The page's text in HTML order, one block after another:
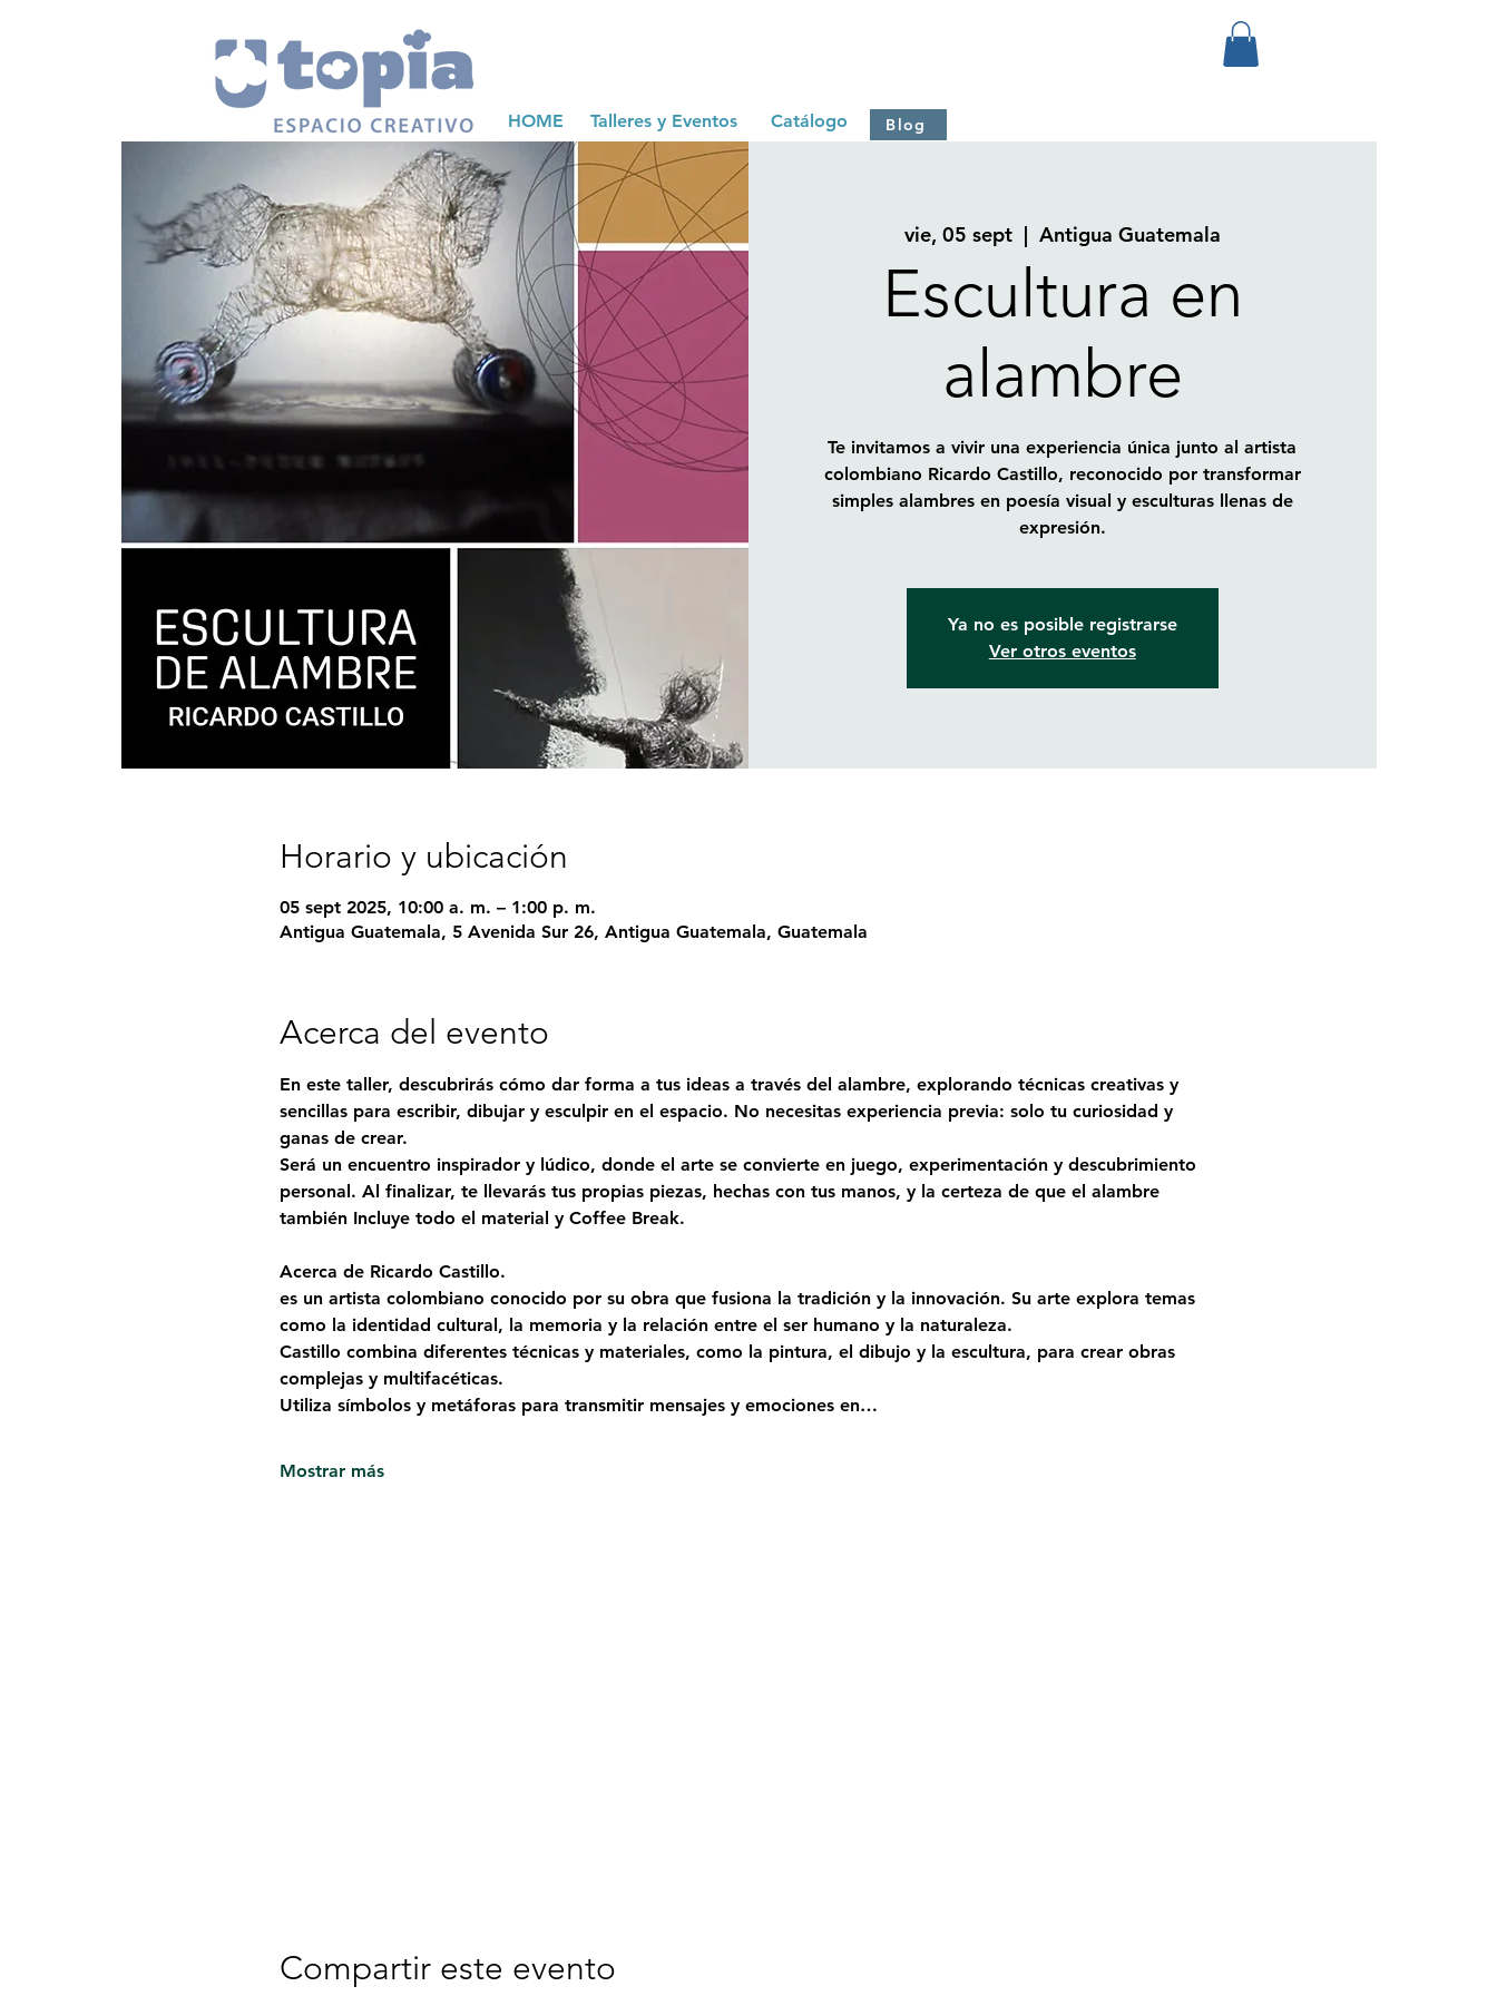
HOME Talleres y Eventos Catálogo Blog
vie, 05 sept
  |
Antigua Guatemala
Escultura en
alambre
Te invitamos a vivir una experiencia única junto al artista
colombiano Ricardo Castillo, reconocido por transformar
simples alambres en poesía visual y esculturas llenas de
Ya no es posible registrarse
Ver otros eventos
Horario y ubicación
05 sept 2025, 10:00 a. m. – 1:00 p. m.
Antigua Guatemala, 5 Avenida Sur 26, Antigua Guatemala, Guatemala
Acerca del evento
En este taller, descubrirás cómo dar forma a tus ideas a través del alambre, explorando técnicas creativas y
sencillas para escribir, dibujar y esculpir en el espacio. No necesitas experiencia previa: solo tu curiosidad y
ganas de crear.
Será un encuentro inspirador y lúdico, donde el arte se convierte en juego, experimentación y descubrimiento
personal. Al finalizar, te llevarás tus propias piezas, hechas con tus manos, y la certeza de que el alambre
también Incluye todo el material y Coffee Break.
Acerca de Ricardo Castillo.
es un artista colombiano conocido por su obra que fusiona la tradición y la innovación. Su arte explora temas
como la identidad cultural, la memoria y la relación entre el ser humano y la naturaleza.
Castillo combina diferentes técnicas y materiales, como la pintura, el dibujo y la escultura, para crear obras
complejas y multifacéticas.
Utiliza símbolos y metáforas para transmitir mensajes y emociones en…
Mostrar más
Compartir este evento